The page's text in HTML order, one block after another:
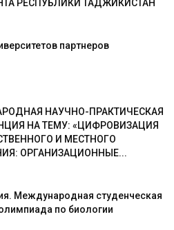
РЕСПУБЛИКИ ТАДЖИКИСТАН
партнеров
НАУЧНО-ПРАКТИЧЕСКАЯ
НА ТЕМУ: «ЦИФРОВИЗАЦИЯ
И МЕСТНОГО
ОРГАНИЗАЦИОННЫЕ...
Международная студенческая
по биологии